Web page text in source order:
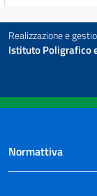
Realizzazione e
Istituto Poligrafico
Normattiva